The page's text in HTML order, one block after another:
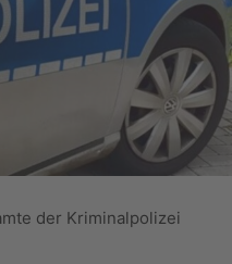
der Kriminalpolizei